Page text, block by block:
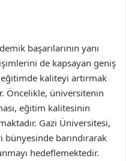
başarılarının yanı
de kapsayan geniş
kaliteyi artırmak
Öncelikle, üniversitenin
eğitim kalitesinin
Gazi Üniversitesi,
barındırarak
hedeflemektedir.